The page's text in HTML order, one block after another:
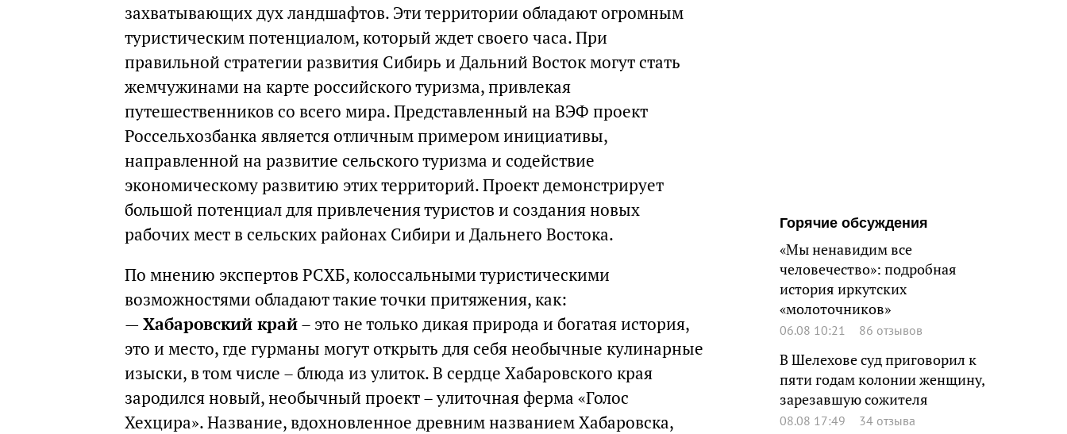
захватывающих дух ландшафтов. Эти территории обладают огромным
туристическим потенциалом, который ждет своего часа. При
правильной стратегии развития Сибирь и Дальний Восток могут стать
жемчужинами на карте российского туризма, привлекая
путешественников со всего мира. Представленный на ВЭФ проект
Россельхозбанка является отличным примером инициативы,
направленной на развитие сельского туризма и содействие
экономическому развитию этих территорий. Проект демонстрирует
большой потенциал для привлечения туристов и создания новых
рабочих мест в сельских районах Сибири и Дальнего Востока.
По мнению экспертов РСХБ, колоссальными туристическими
возможностями обладают такие точки притяжения, как:
—Хабаровский край– это не только дикая природа и богатая история,
это и место, где гурманы могут открыть для себя необычные кулинарные
изыски, в том числе – блюда из улиток. В сердце Хабаровского края
зародился новый, необычный проект – улиточная ферма «Голос
Хехцира». Название, вдохновленное древним названием Хабаровска,
Горячие обсуждения
«Мы ненавидим все
человечество»: подробная
история иркутских
«молоточников»
06.08 10:21 86 отзывов
В Шелехове суд приговорил к
пяти годам колонии женщину,
зарезавшую сожителя
08.08 17:49 34 отзыва